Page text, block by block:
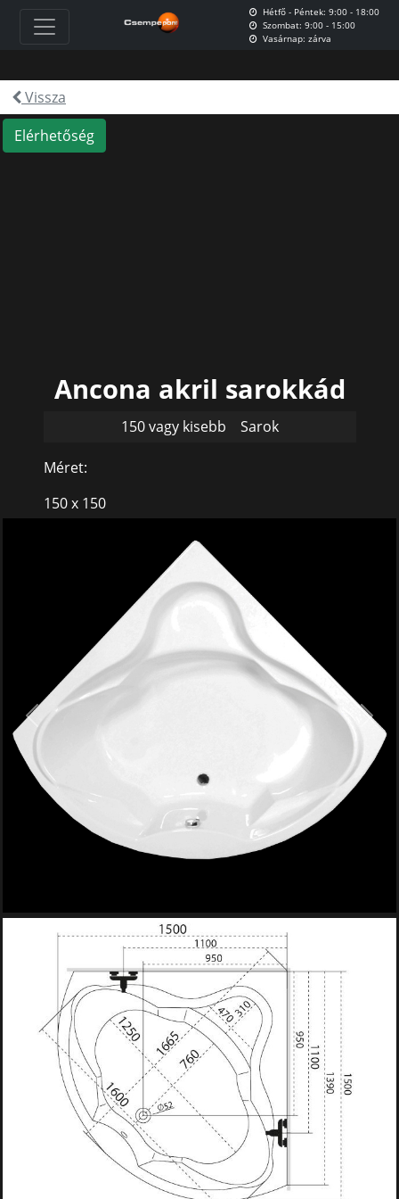
Hétfő - Péntek: 9:00 - 18:00
Szombat: 9:00 - 15:00
Vasárnap: zárva
Vissza
Elérhetőség
Ancona akril sarokkád
150 vagy kisebb Sarok
Méret:
150 x 150
Previous Next